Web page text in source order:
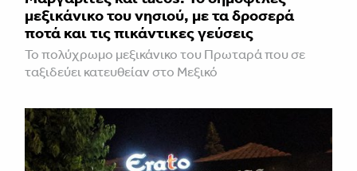
μεξικάνικο του νησιού, με τα δροσερά
ποτά και τις πικάντικες γεύσεις
Το πολύχρωμο μεξικάνικο του Πρωταρά που σε
ταξιδεύει κατευθείαν στο Μεξικό